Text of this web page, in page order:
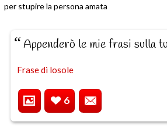
per stupire la persona amata
Appenderò le mie frasi sulla
Frase di losole
6